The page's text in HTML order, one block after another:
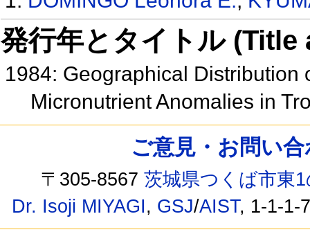
発行年とタイトル
1984: Geographical Distribution
Micronutrient Anomalies in
ご意見・お問い
〒305-8567茨城県つくば市東
Dr. Isoji MIYAGI, GSJ/AIST, 1-1-1-